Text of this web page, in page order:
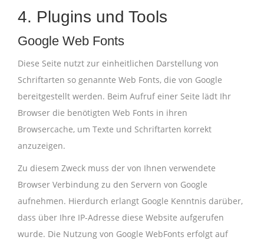
4. Plugins und Tools
Google Web Fonts
Diese Seite nutzt zur einheitlichen Darstellung von
Schriftarten so genannte Web Fonts, die von Google
bereitgestellt werden. Beim Aufruf einer Seite lädt Ihr
Browser die benötigten Web Fonts in ihren
Browsercache, um Texte und Schriftarten korrekt
anzuzeigen.
Zu diesem Zweck muss der von Ihnen verwendete
Browser Verbindung zu den Servern von Google
aufnehmen. Hierdurch erlangt Google Kenntnis darüber,
dass über Ihre IP-Adresse diese Website aufgerufen
wurde. Die Nutzung von Google WebFonts erfolgt auf